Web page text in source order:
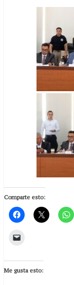
Comparte esto:
Me gusta esto: